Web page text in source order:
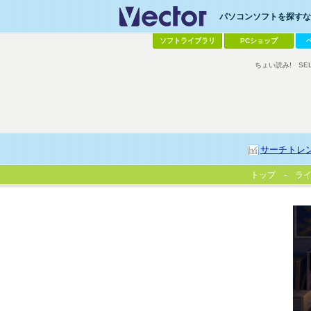
パソコンソフトを探す
ソフトライブラリ PCショップ
サーチトレ
ちょい読み!
トップ ラ